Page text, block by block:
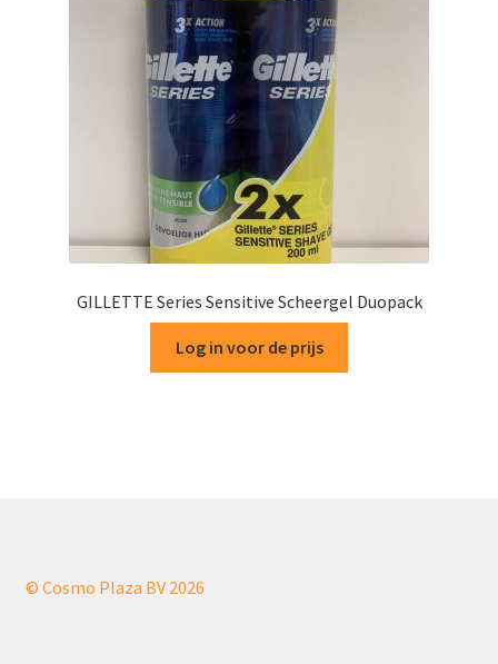
GILLETTE Series Sensitive Scheergel Duopack
Log in voor de prijs
© Cosmo Plaza BV 2026